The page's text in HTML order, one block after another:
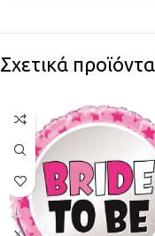
Σχετικά προϊόντα